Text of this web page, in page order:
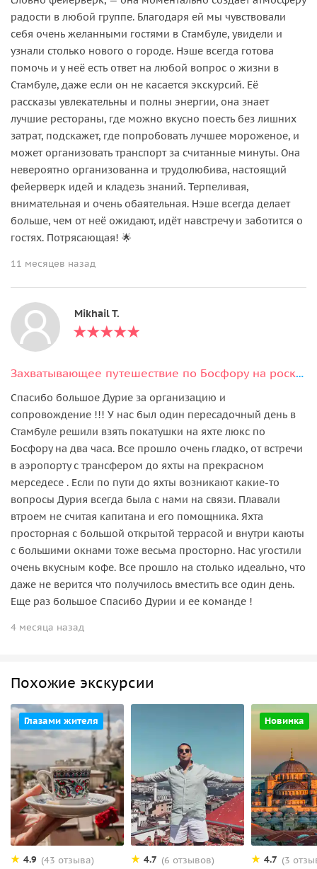
радости в любой группе. Благодаря ей мы чувствовали
себя очень желанными гостями в Стамбуле, увидели и
узнали столько нового о городе. Нэше всегда готова
помочь и у неё есть ответ на любой вопрос о жизни в
Стамбуле, даже если он не касается экскурсий. Её
рассказы увлекательны и полны энергии, она знает
лучшие рестораны, где можно вкусно поесть без лишних
затрат, подскажет, где попробовать лучшее мороженое, и
может организовать транспорт за считанные минуты. Она
невероятно организованна и трудолюбива, настоящий
фейерверк идей и кладезь знаний. Терпеливая,
внимательная и очень обаятельная. Нэше всегда делает
больше, чем от неё ожидают, идёт навстречу и заботится о
гостях. Потрясающая! 🌟
11 месяцев назад
Mikhail T.
Захватывающее путешествие по Босфору на роскошной индивидуальной яхте
Спасибо большое Дурие за организацию и
сопровождение !!! У нас был один пересадочный день в
Стамбуле решили взять покатушки на яхте люкс по
Босфору на два часа. Все прошло очень гладко, от встречи
в аэропорту с трансфером до яхты на прекрасном
мерседесе . Если по пути до яхты возникают какие-то
вопросы Дурия всегда была с нами на связи. Плавали
втроем не считая капитана и его помощника. Яхта
просторная с большой открытой террасой и внутри каюты
с большими окнами тоже весьма просторно. Нас угостили
очень вкусным кофе. Все прошло на столько идеально, что
даже не верится что получилось вместить все один день.
Еще раз большое Спасибо Дурии и ее команде !
4 месяца назад
Похожие экскурсии
Глазами жителя
4.9 (43 отзыва) 4.7 (6 отзывов)
Новинка
4.7 (3